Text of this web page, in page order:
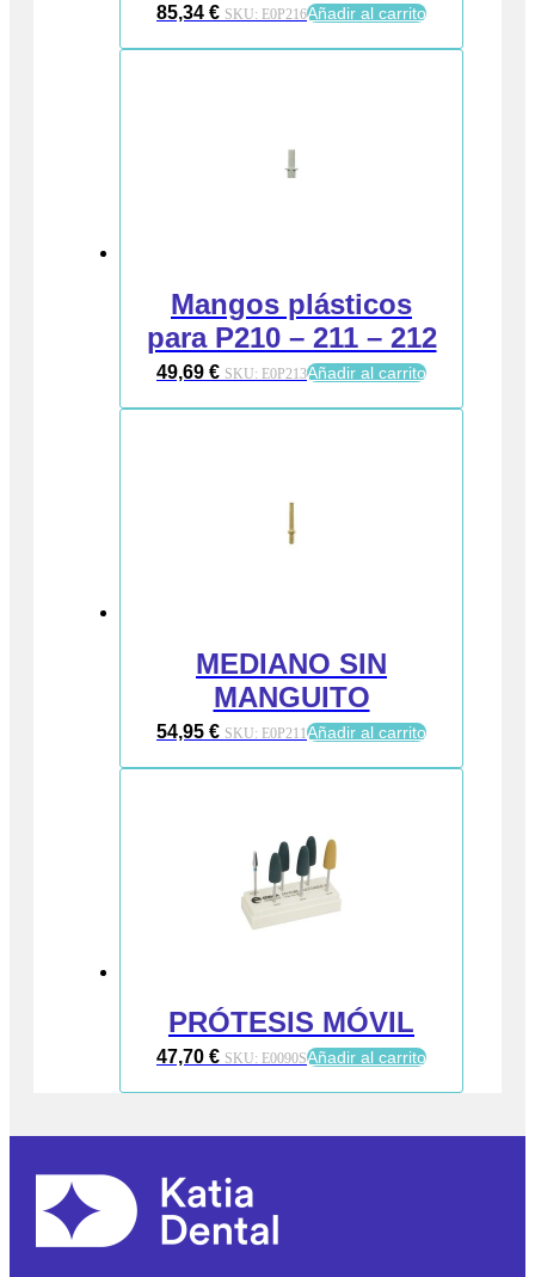
85,34 € SKU: E0P216Añadir al carrito
Mangos plásticos
para P210 – 211 – 212
49,69 € SKU: E0P213Añadir al carrito
MEDIANO SIN
MANGUITO
54,95 € SKU: E0P211Añadir al carrito
PRÓTESIS MÓVIL
47,70 € SKU: E0090SAñadir al carrito